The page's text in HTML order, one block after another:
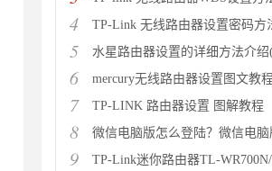
4 TP-Link 无线路由器设置密码方法_设置tp link
5 水星路由器设置的详细方法介绍(图文教程)（特
6 mercury无线路由器设置图文教程(水星
7 TP-LINK 路由器设置 图解教程
8 微信电脑版怎么登陆？微信电脑版输入账号密码
9 TP-Link迷你路由器TL-WR700N/WR710N/WR800N图